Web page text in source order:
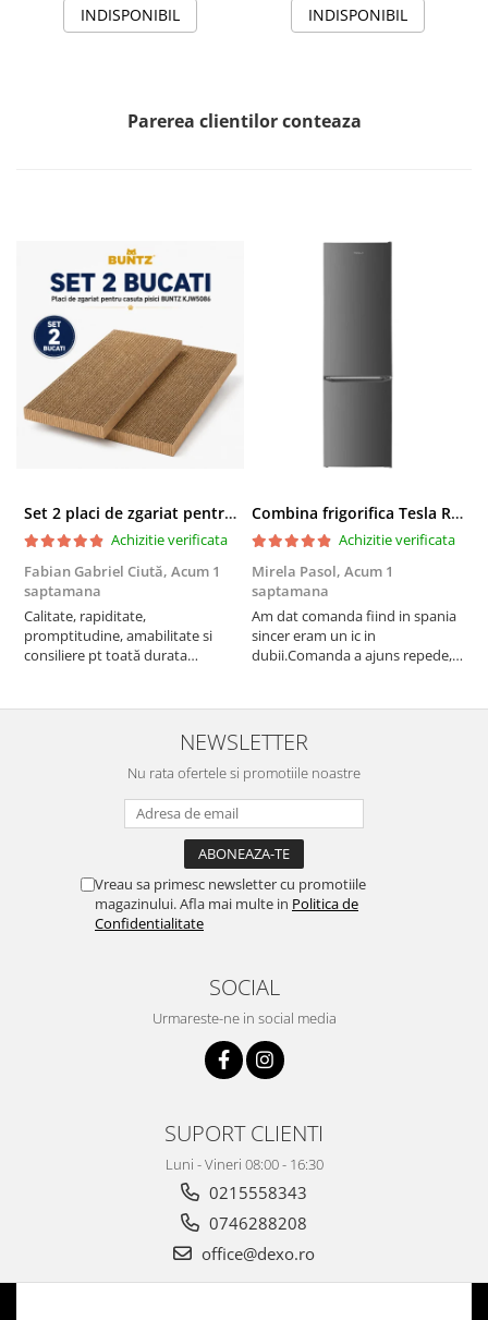
INDISPONIBIL
alb
INDISPONIBIL
Parerea clientilor conteaza
Set 2 placi de zgariat pentru casuta pisici BUNTZ KJW5086, compatibile cu casuta 59 x 28.5 x 35 cm
Achizitie verificata
Fabian Gabriel Ciută, Acum 1
saptamana
Calitate, rapiditate,
promptitudine, amabilitate si
consiliere pt toată durata
Combina frigorifica Tesla RC2600HXE, 262 l, Clasa E, Iluminare LED, dezghetare automata frigider, H 180 cm, Inox
Achizitie verificata
Mirela Pasol, Acum 1
saptamana
Am dat comanda fiind in spania
sincer eram un ic in
dubii.Comanda a ajuns repede,in
treaba,va multumesc pentru
rapiditate si
amabilitate,RECOMAND 100%
NEWSLETTER
Nu rata ofertele si promotiile noastre
Vreau sa primesc newsletter cu promotiile
magazinului. Afla mai multe in Politica de
Confidentialitate
SOCIAL
Urmareste-ne in social media
SUPORT CLIENTI
Luni - Vineri 08:00 - 16:30
0215558343
0746288208
office@dexo.ro